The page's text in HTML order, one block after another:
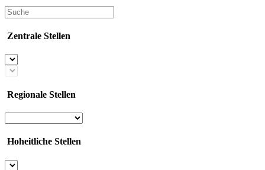
Zentrale Stellen
Regionale Stellen
Hoheitliche Stellen